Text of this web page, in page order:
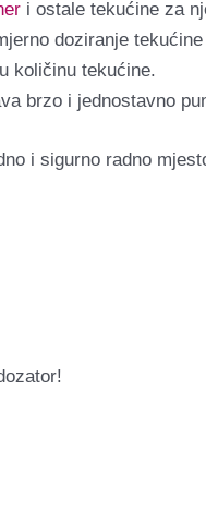
i ostale tekućine za
doziranje
količinu tekućine.
brzo i jednostavno
i sigurno radno